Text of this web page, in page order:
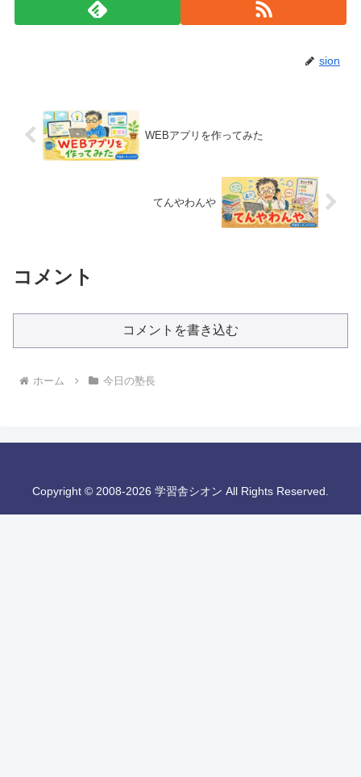
sion
WEBアプリを作ってみた
てんやわんや
コメント
コメントを書き込む
ホーム 今日の塾長
Copyright © 2008-2026 学習舎シオン All Rights Reserved.